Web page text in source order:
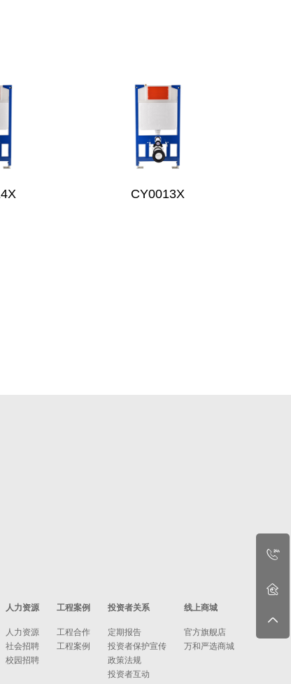
CY0013X
人力资源
人力资源
社会招聘
校园招聘
工程案例
工程合作
工程案例
投资者关系
定期报告
投资者保护宣传
政策法规
投资者互动
线上商城
官方旗舰店
万和严选商城